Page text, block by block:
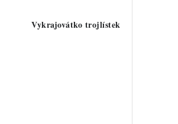
Vykrajovátko trojlístek